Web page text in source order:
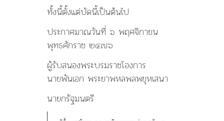
ทั้งนี้ตั้งแต่บัดนี้เป็นต้นไป
ประกาศมาณวันที่ ๖ พฤศจิกายน
พุทธศักราช ๒๔๗๖
ผู้รับสนองพระบรมราชโองการ
นายพันเอก พระยาพหลพลพยุหเสนา
นายกรัฐมนตรี